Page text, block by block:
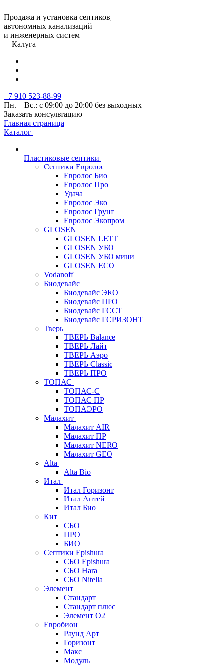
Продажа и установка септиков,
автономных канализаций
и инженерных систем
Калуга
+7 910 523-88-99
Пн. – Вс.: с 09:00 до 20:00 без выходных
Заказать консультацию
Главная страница
Каталог
Пластиковые септики
Септики Евролос
Евролос Био
Евролос Про
Удача
Евролос Эко
Евролос Грунт
Евролос Экопром
GLOSEN
GLOSEN LETT
GLOSEN УБО
GLOSEN УБО мини
GLOSEN ECO
Vodanoff
Биодевайс
Биодевайс ЭКО
Биодевайс ПРО
Биодевайс ГОСТ
Биодевайс ГОРИЗОНТ
Тверь
ТВЕРЬ Balance
ТВЕРЬ Лайт
ТВЕРЬ Аэро
ТВЕРЬ Classic
ТВЕРЬ ПРО
ТОПАС
ТОПАС-С
ТОПАС ПР
ТОПАЭРО
Малахит
Малахит AIR
Малахит ПР
Малахит NERO
Малахит GEO
Alta
Alta Bio
Итал
Итал Горизонт
Итал Антей
Итал Био
Кит
СБО
ПРО
БИО
Септики Epishura
СБО Epishura
СБО Hara
СБО Nitella
Элемент
Стандарт
Стандарт плюс
Элемент О2
Евробион
Раунд Арт
Горизонт
Макс
Модуль